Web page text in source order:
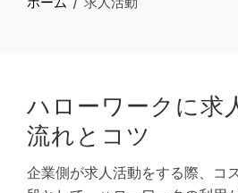
ハローワークに求
流れとコツ
企業側が求人活動をする際、コ